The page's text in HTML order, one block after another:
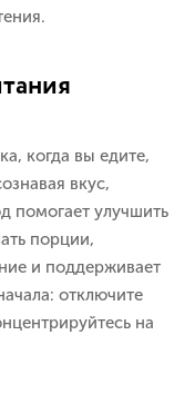
когда вы едите,
вкус,
помогает улучшить
порции,
и поддерживает
отключите
на